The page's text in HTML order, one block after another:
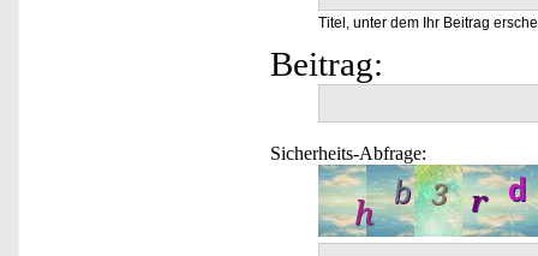
Titel, unter dem Ihr Beitrag
Beitrag:
Sicherheits-Abfrage: